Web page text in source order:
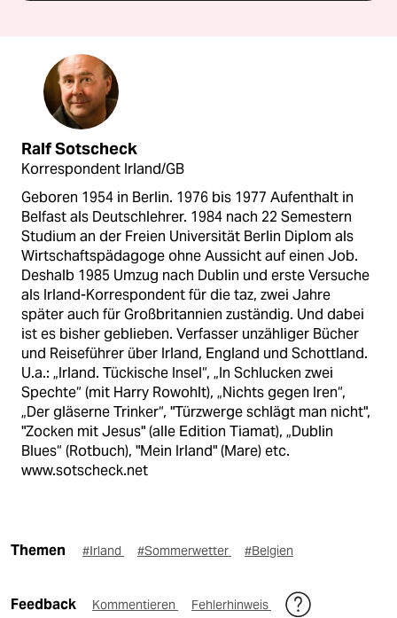
Ralf Sotscheck
Korrespondent Irland/GB
Geboren 1954 in Berlin. 1976 bis 1977 Aufenthalt in
Belfast als Deutschlehrer. 1984 nach 22 Semestern
Studium an der Freien Universität Berlin Diplom als
Wirtschaftspädagoge ohne Aussicht auf einen Job.
Deshalb 1985 Umzug nach Dublin und erste Versuche
als Irland-Korrespondent für die taz, zwei Jahre
später auch für Großbritannien zuständig. Und dabei
ist es bisher geblieben. Verfasser unzähliger Bücher
und Reiseführer über Irland, England und Schottland.
U.a.: „Irland. Tückische Insel“, „In Schlucken zwei
Spechte“ (mit Harry Rowohlt), „Nichts gegen Iren“,
„Der gläserne Trinker“, "Türzwerge schlägt man nicht",
"Zocken mit Jesus" (alle Edition Tiamat), „Dublin
Blues“ (Rotbuch), "Mein Irland" (Mare) etc.
www.sotscheck.net
Themen #Irland #Sommerwetter #Belgien
Feedback Kommentieren Fehlerhinweis